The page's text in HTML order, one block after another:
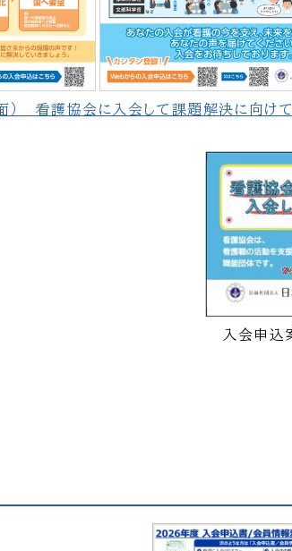
面） 看護協会に入会して課題解決に向けて
入会申込